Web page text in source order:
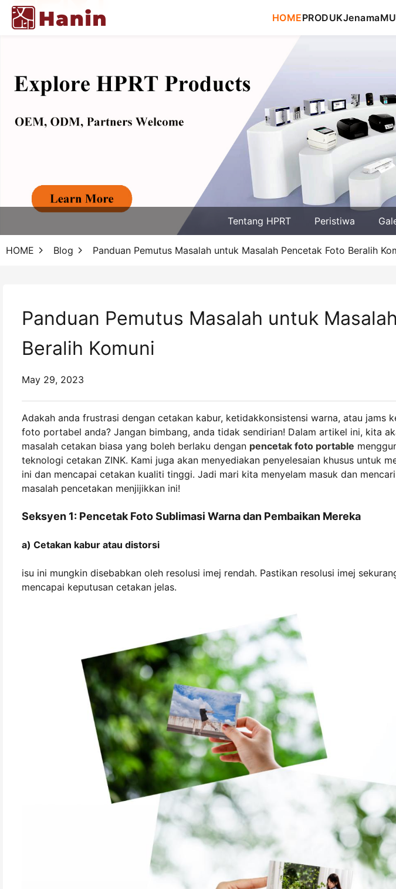
HOMEPRODUKJenama
Tentang HPRT Peristiwa
HOME Blog Panduan Pemutus Masalah untuk Masalah Pencetak Foto Beralih
Panduan Pemutus Masalah untuk
Beralih Komuni
May 29, 2023
Adakah anda frustrasi dengan cetakan kabur, ketidakkonsistensi warna, atau jams
foto portabel anda? Jangan bimbang, anda tidak sendirian! Dalam artikel ini, kita
masalah cetakan biasa yang boleh berlaku dengan pencetak foto portable
teknologi cetakan ZINK. Kami juga akan menyediakan penyelesaian khusus untuk
ini dan mencapai cetakan kualiti tinggi. Jadi mari kita menyelam masuk dan
masalah pencetakan menjijikkan ini!
Seksyen 1: Pencetak Foto Sublimasi Warna dan Pembaikan Mereka
a) Cetakan kabur atau distorsi
isu ini mungkin disebabkan oleh resolusi imej rendah. Pastikan resolusi imej
mencapai keputusan cetakan jelas.